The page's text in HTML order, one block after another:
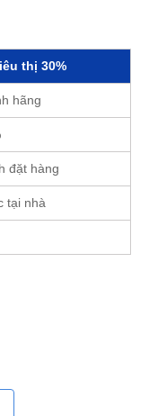
thị 30%
hãng
đặt hàng
tại nhà